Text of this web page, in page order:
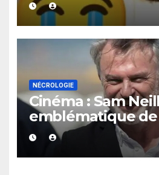
décédé, annonce
NÉCROLOGIE
Cinéma : Sam
emblématique de
Park », tire sa
ans.